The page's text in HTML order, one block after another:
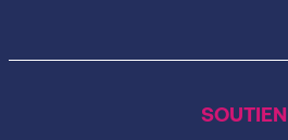
SOUTIEN